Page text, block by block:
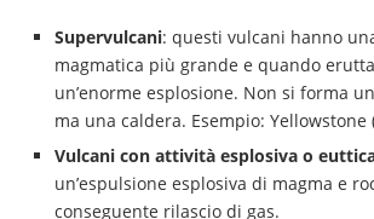
Supervulcani: questi vulcani hanno
magmatica più grande e quando
un’enorme esplosione. Non si forma
ma una caldera. Esempio: Yellowstone
Vulcani con attività esplosiva o
un’espulsione esplosiva di magma e
conseguente rilascio di gas.